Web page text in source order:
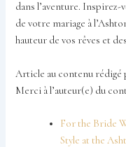
dans l’aventure. Inspirez-
de votre mariage à
hauteur de vos rêves et
Article au contenu rédigé
Merci à l’auteur(e) du
For the Bride
Style at the